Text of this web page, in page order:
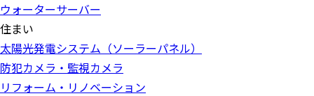
ウォーターサーバー
住まい
太陽光発電システム（ソーラーパネル）
防犯カメラ・監視カメラ
リフォーム・リノベーション